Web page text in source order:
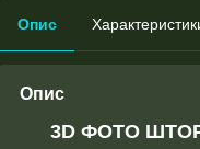
Опис
Опис
3D ФОТО